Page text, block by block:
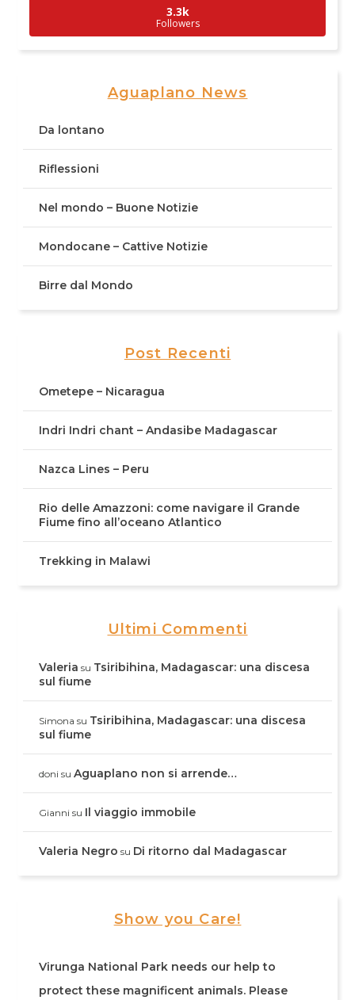
3.3k
Followers
Aguaplano News
Da lontano
Riflessioni
Nel mondo – Buone Notizie
Mondocane – Cattive Notizie
Birre dal Mondo
Post Recenti
Ometepe – Nicaragua
Indri Indri chant – Andasibe Madagascar
Nazca Lines – Peru
Rio delle Amazzoni: come navigare il Grande
Fiume fino all’oceano Atlantico
Trekking in Malawi
Ultimi Commenti
Valeria su Tsiribihina, Madagascar: una discesa
sul fiume
Simona su Tsiribihina, Madagascar: una discesa
sul fiume
doni suAguaplano non si arrende…
Gianni su Il viaggio immobile
Valeria Negro su Di ritorno dal Madagascar
Show you Care!
Virunga National Park needs our help to
protect these magnificent animals. Please